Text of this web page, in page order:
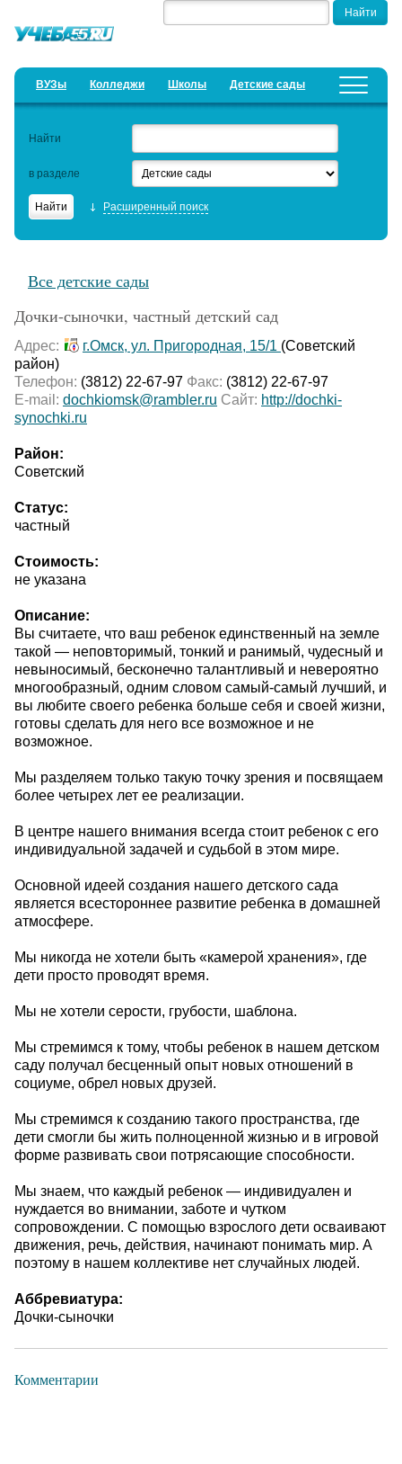
ВУЗы Колледжи Школы Детские сады
Добавить уч. заведение Предложить новость
Найти
в разделе
Расширенный поиск
Все детские сады
Дочки-сыночки, частный детский сад
Адрес: г.Омск, ул. Пригородная, 15/1 (Советский
район)
Телефон: (3812) 22-67-97 Факс: (3812) 22-67-97
E-mail: dochkiomsk@rambler.ru Сайт: http://dochki-
synochki.ru
Район:
Советский
Статус:
частный
Стоимость:
не указана
Описание:
Вы считаете, что ваш ребенок единственный на земле
такой — неповторимый, тонкий и ранимый, чудесный и
невыносимый, бесконечно талантливый и невероятно
многообразный, одним словом самый-самый лучший, и
вы любите своего ребенка больше себя и своей жизни,
готовы сделать для него все возможное и не
возможное.
Мы разделяем только такую точку зрения и посвящаем
более четырех лет ее реализации.
В центре нашего внимания всегда стоит ребенок с его
индивидуальной задачей и судьбой в этом мире.
Основной идеей создания нашего детского сада
является всестороннее развитие ребенка в домашней
атмосфере.
Мы никогда не хотели быть «камерой хранения», где
дети просто проводят время.
Мы не хотели серости, грубости, шаблона.
Мы стремимся к тому, чтобы ребенок в нашем детском
саду получал бесценный опыт новых отношений в
социуме, обрел новых друзей.
Мы стремимся к созданию такого пространства, где
дети смогли бы жить полноценной жизнью и в игровой
форме развивать свои потрясающие способности.
Мы знаем, что каждый ребенок — индивидуален и
нуждается во внимании, заботе и чутком
сопровождении. С помощью взрослого дети осваивают
движения, речь, действия, начинают понимать мир. А
поэтому в нашем коллективе нет случайных людей.
Аббревиатура:
Дочки-сыночки
Комментарии